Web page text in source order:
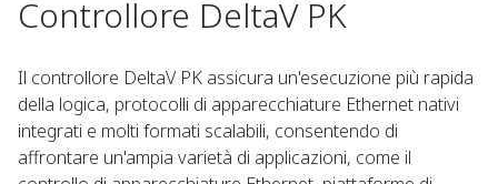
Controllore DeltaV PK
Il controllore DeltaV PK assicura un'esecuzione più rapida
della logica, protocolli di apparecchiature Ethernet nativi
integrati e molti formati scalabili, consentendo di
affrontare un'ampia varietà di applicazioni, come il